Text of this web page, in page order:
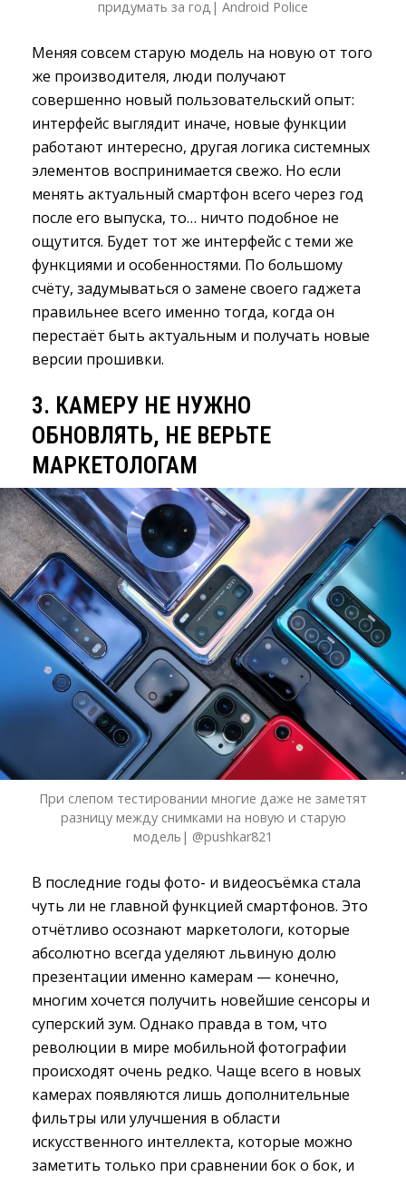
придумать за год| Android Police
Меняя совсем старую модель на новую от того
же производителя, люди получают
совершенно новый пользовательский опыт:
интерфейс выглядит иначе, новые функции
работают интересно, другая логика системных
элементов воспринимается свежо. Но если
менять актуальный смартфон всего через год
после его выпуска, то… ничто подобное не
ощутится. Будет тот же интерфейс с теми же
функциями и особенностями. По большому
счёту, задумываться о замене своего гаджета
правильнее всего именно тогда, когда он
перестаёт быть актуальным и получать новые
версии прошивки.
3. КАМЕРУ НЕ НУЖНО
ОБНОВЛЯТЬ, НЕ ВЕРЬТЕ
МАРКЕТОЛОГАМ
При слепом тестировании многие даже не заметят
разницу между снимками на новую и старую
модель| @pushkar821
В последние годы фото- и видеосъёмка стала
чуть ли не главной функцией смартфонов. Это
отчётливо осознают маркетологи, которые
абсолютно всегда уделяют львиную долю
презентации именно камерам — конечно,
многим хочется получить новейшие сенсоры и
суперский зум. Однако правда в том, что
революции в мире мобильной фотографии
происходят очень редко. Чаще всего в новых
камерах появляются лишь дополнительные
фильтры или улучшения в области
искусственного интеллекта, которые можно
заметить только при сравнении бок о бок, и